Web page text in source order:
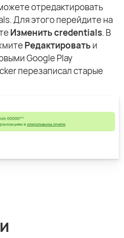
отредактировать
Для этого перейдите на
Изменить credentials. В
Редактировать и
Google Play
перезаписал старые